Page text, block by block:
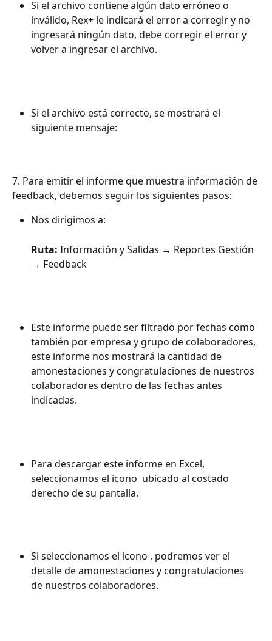
Si el archivo contiene algún dato erróneo o
inválido, Rex+ le indicará el error a corregir y no
ingresará ningún dato, debe corregir el error y
volver a ingresar el archivo.
Si el archivo está correcto, se mostrará el
siguiente mensaje:
7. Para emitir el informe que muestra información de
feedback, debemos seguir los siguientes pasos:
Nos dirigimos a:
Ruta: Información y Salidas → Reportes Gestión
→ Feedback
Este informe puede ser filtrado por fechas como
también por empresa y grupo de colaboradores,
este informe nos mostrará la cantidad de
amonestaciones y congratulaciones de nuestros
colaboradores dentro de las fechas antes
indicadas.
Para descargar este informe en Excel,
seleccionamos el icono ubicado al costado
derecho de su pantalla.
Si seleccionamos el icono , podremos ver el
detalle de amonestaciones y congratulaciones
de nuestros colaboradores.